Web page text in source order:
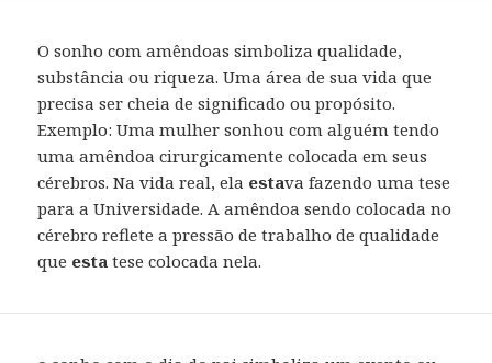
O sonho com amêndoas simboliza qualidade,
substância ou riqueza. Uma área de sua vida que
precisa ser cheia de significado ou propósito.
Exemplo: Uma mulher sonhou com alguém tendo
uma amêndoa cirurgicamente colocada em seus
cérebros. Na vida real, ela estava fazendo uma tese
para a Universidade. A amêndoa sendo colocada no
cérebro reflete a pressão de trabalho de qualidade
que esta tese colocada nela.